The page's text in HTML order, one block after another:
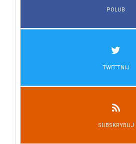
POLUB
TWEETNIJ
SUBSKRYBUJ